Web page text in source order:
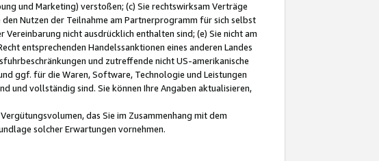
und Marketing) verstoßen; (c) Sie rechtswirksam Verträge
Nutzen der Teilnahme am Partnerprogramm für sich selbst
nicht ausdrücklich enthalten sind; (e) Sie nicht am
entsprechenden Handelssanktionen eines anderen Landes
und zutreffende nicht US-amerikanische
ggf. für die Waren, Software, Technologie und Leistungen
und vollständig sind. Sie können Ihre Angaben aktualisieren,
das Sie im Zusammenhang mit dem
solcher Erwartungen vornehmen.